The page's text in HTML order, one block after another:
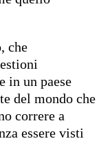
che
in un paese
del mondo che
correre a
essere visti